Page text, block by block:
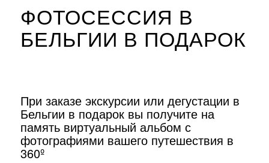
ФОТОСЕССИЯ В
БЕЛЬГИИ В ПОДАРОК
При заказе экскурсии или дегустации в
Бельгии в подарок вы получите на
память виртуальный альбом с
фотографиями вашего путешествия в
360º